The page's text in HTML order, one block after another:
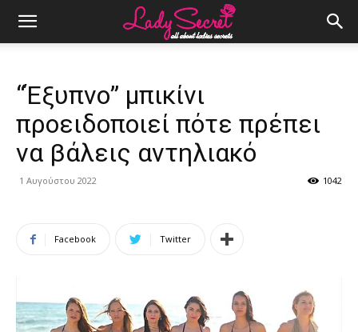
“Έξυπνο” μπικίνι
προειδοποιεί πότε πρέπει
να βάλεις αντηλιακό
1 Αυγούστου 2022 1042
Facebook Twitter